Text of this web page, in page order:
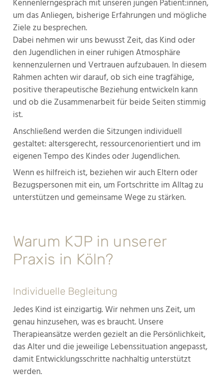
Kennenlerngespräch mit unseren jungen Patient:innen,
um das Anliegen, bisherige Erfahrungen und mögliche
Ziele zu besprechen.
Dabei nehmen wir uns bewusst Zeit, das Kind oder
den Jugendlichen in einer ruhigen Atmosphäre
kennenzulernen und Vertrauen aufzubauen. In diesem
Rahmen achten wir darauf, ob sich eine tragfähige,
positive therapeutische Beziehung entwickeln kann
und ob die Zusammenarbeit für beide Seiten stimmig
ist.
Anschließend werden die Sitzungen individuell
gestaltet: altersgerecht, ressourcenorientiert und im
eigenen Tempo des Kindes oder Jugendlichen.
Wenn es hilfreich ist, beziehen wir auch Eltern oder
Bezugspersonen mit ein, um Fortschritte im Alltag zu
unterstützen und gemeinsame Wege zu stärken.
Warum KJP in unserer
Praxis in Köln?
Individuelle Begleitung
Jedes Kind ist einzigartig. Wir nehmen uns Zeit, um
genau hinzusehen, was es braucht. Unsere
Therapieansätze werden gezielt an die Persönlichkeit,
das Alter und die jeweilige Lebenssituation angepasst,
damit Entwicklungsschritte nachhaltig unterstützt
werden.